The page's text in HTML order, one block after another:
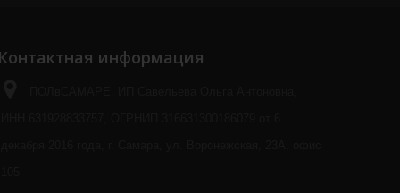
Контактная информация